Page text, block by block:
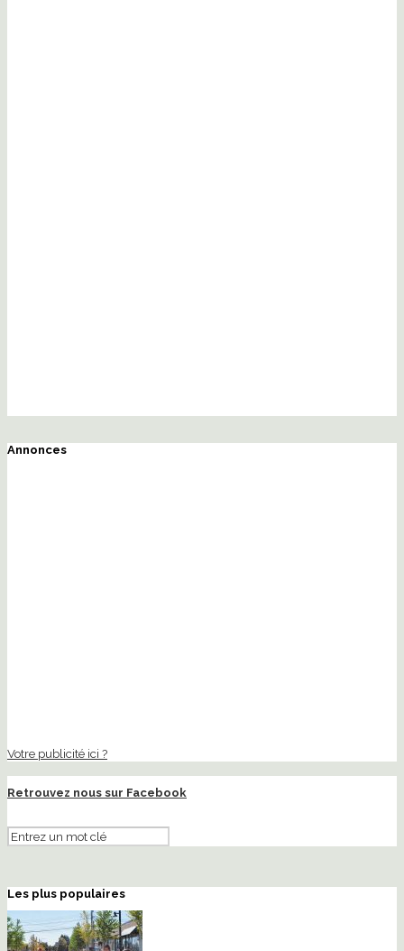
Annonces
Votre publicité ici ?
Retrouvez nous sur Facebook
Les plus populaires